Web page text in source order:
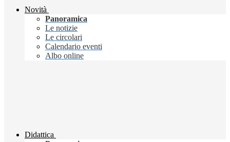
Novità
Panoramica
Le notizie
Le circolari
Calendario eventi
Albo online
Didattica